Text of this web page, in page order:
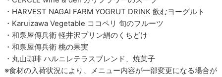
・HARVEST NAGAI FARM YOGRUT DRINK 飲むヨーグルト
・Karuizawa Vegetable ココペリ 旬のフルーツ
・和泉屋傳兵衛 軽井沢プリン絹のくちどけ
・和泉屋傳兵衛 桃の果実
・丸山珈琲 ハルニレテラスブレンド、焼菓子
※食材の入荷状況により、メニュー内容が一部変更になる場合が